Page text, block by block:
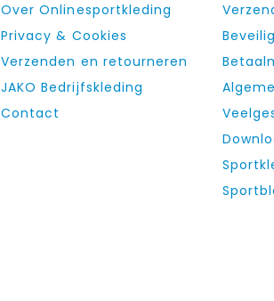
Over Onlinesportkleding
Privacy & Cookies
Verzenden en retourneren
JAKO Bedrijfskleding
Contact